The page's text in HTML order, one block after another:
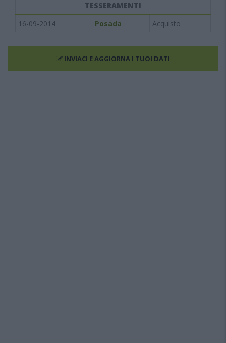
TESSERAMENTI
16-09-2014
Posada Acquisto
INVIACI E AGGIORNA I TUOI DATI